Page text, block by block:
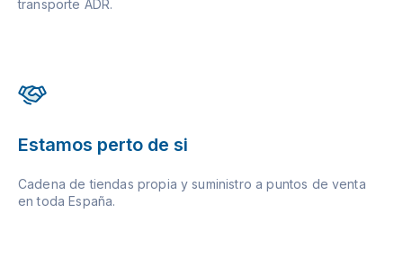
transporte ADR.
Estamos perto de si
Cadena de tiendas propia y suministro a puntos de venta
en toda España.